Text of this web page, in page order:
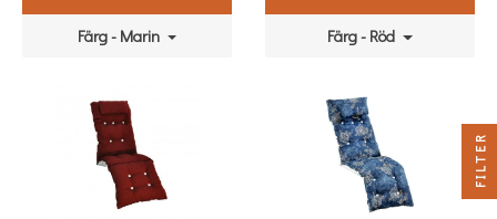
Färg - Marin Färg - Röd
FILTER